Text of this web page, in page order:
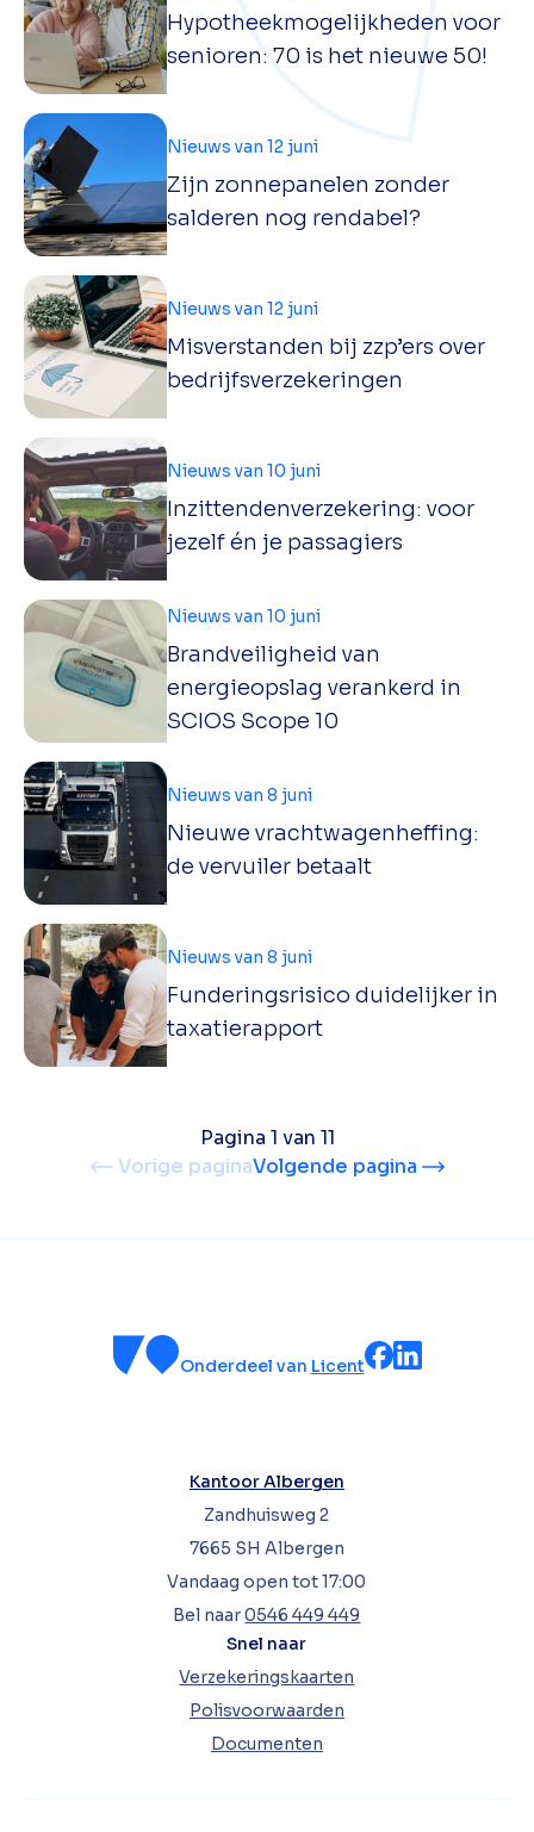
Hypotheekmogelijkheden voor
senioren: 70 is het nieuwe 50!
Zijn zonnepanelen zonder
salderen nog rendabel?
Nieuws van 12 juni
Misverstanden bij zzp’ers over
bedrijfsverzekeringen
Nieuws van 12 juni
Inzittendenverzekering: voor
jezelf én je passagiers
Nieuws van 10 juni
Brandveiligheid van
energieopslag verankerd in
SCIOS Scope 10
Nieuws van 10 juni
Nieuwe vrachtwagenheffing:
de vervuiler betaalt
Nieuws van 8 juni
Funderingsrisico duidelijker in
taxatierapport
Nieuws van 8 juni
Pagina 1 van 11
Vorige paginaVolgende pagina
Onderdeel van Licent
Kantoor Albergen
Zandhuisweg 2
7665 SH Albergen
Vandaag open tot 17:00
Bel naar0546 449 449
Snel naar
Verzekeringskaarten
Polisvoorwaarden
Documenten